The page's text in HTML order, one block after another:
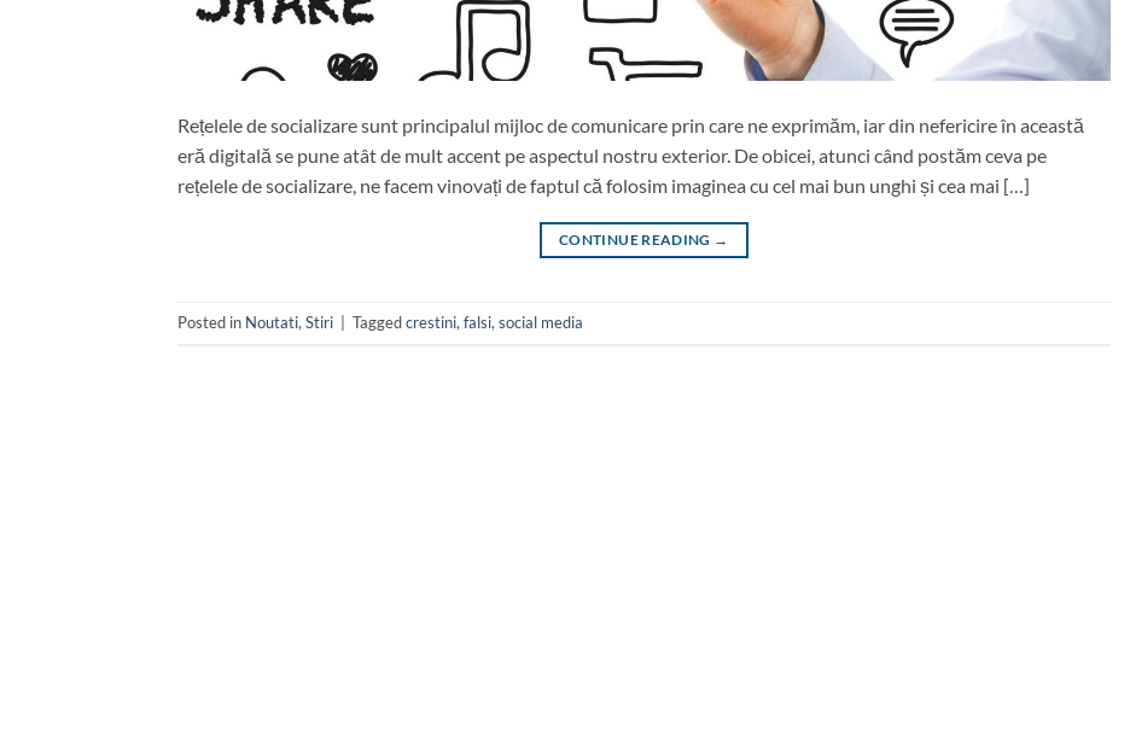
Rețelele de socializare sunt principalul mijloc de comunicare prin care ne exprimăm, iar din nefericire în această
eră digitală se pune atât de mult accent pe aspectul nostru exterior. De obicei, atunci când postăm ceva pe
rețelele de socializare, ne facem vinovați de faptul că folosim imaginea cu cel mai bun unghi și cea mai […]
CONTINUE READING →
Posted in Noutati, Stiri Taggedcrestini, falsi, social media